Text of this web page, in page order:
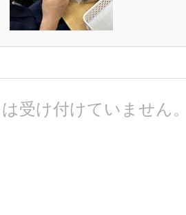
受け付けていません。